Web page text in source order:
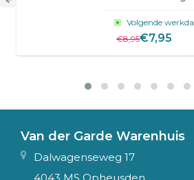
Volgende
€8,95€7,95
Van der Garde Warenhuis
Dalwagenseweg 17